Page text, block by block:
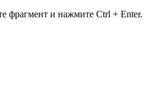
фрагмент и нажмите Ctrl + Enter.